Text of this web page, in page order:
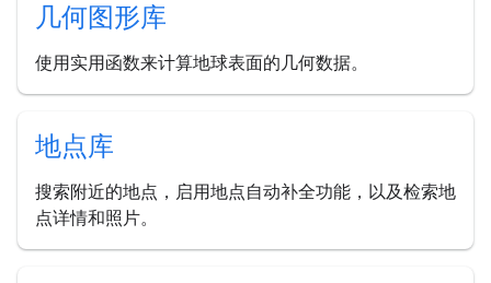
几何图形库
使用实用函数来计算地球表面的几何数据。
地点库
搜索附近的地点，启用地点自动补全功能，以及检索地
点详情和照片。